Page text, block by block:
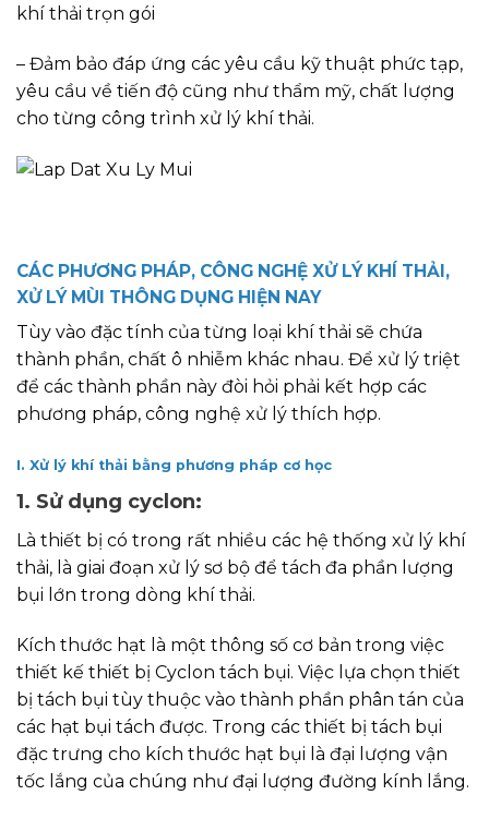
khí thải trọn gói
– Đảm bảo đáp ứng các yêu cầu kỹ thuật phức tạp,
yêu cầu về tiến độ cũng như thẩm mỹ, chất lượng
cho từng công trình xử lý khí thải.
CÁC PHƯƠNG PHÁP, CÔNG NGHỆ XỬ LÝ KHÍ THẢI,
XỬ LÝ MÙI THÔNG DỤNG HIỆN NAY
Tùy vào đặc tính của từng loại khí thải sẽ chứa
thành phần, chất ô nhiễm khác nhau. Để xử lý triệt
để các thành phần này đòi hỏi phải kết hợp các
phương pháp, công nghệ xử lý thích hợp.
I. Xử lý khí thải bằng phương pháp cơ học
1. Sử dụng cyclon:
Là thiết bị có trong rất nhiều các hệ thống xử lý khí
thải, là giai đoạn xử lý sơ bộ để tách đa phần lượng
bụi lớn trong dòng khí thải.
Kích thước hạt là một thông số cơ bản trong việc
thiết kế thiết bị Cyclon tách bụi. Việc lựa chọn thiết
bị tách bụi tùy thuộc vào thành phần phân tán của
các hạt bụi tách được. Trong các thiết bị tách bụi
đặc trưng cho kích thước hạt bụi là đại lượng vận
tốc lắng của chúng như đại lượng đường kính lắng.